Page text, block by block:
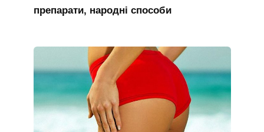
препарати, народні способи